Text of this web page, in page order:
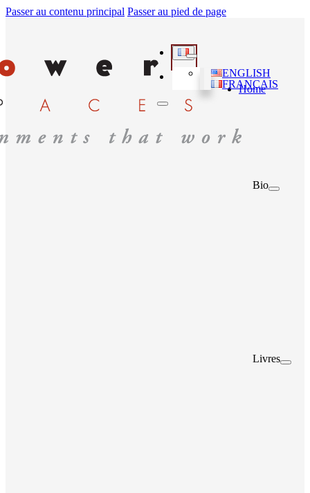
Passer au contenu principal Passer au pied de page
Home
Bio
Livres
ENGLISH
FRANÇAIS